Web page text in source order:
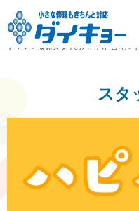
トップ
> 淡路久美子のハピハピ日記 >
スタ